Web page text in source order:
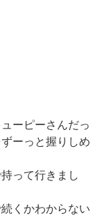
ーピーさんだっ
ーっと握りしめ
って行きまし
くかわからない